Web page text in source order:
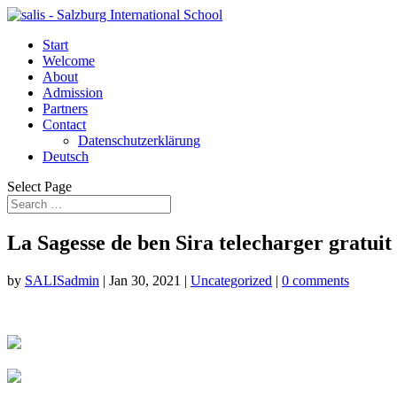
Start
Welcome
About
Admission
Partners
Contact
Datenschutzerklärung
Deutsch
Select Page
La Sagesse de ben Sira telecharger
by SALISadmin | Jan 30, 2021 | Uncategorized | 0 comments